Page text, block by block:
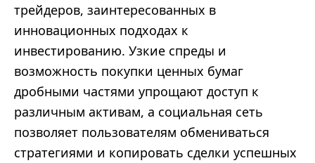
трейдеров, заинтересованных в
инновационных подходах к
инвестированию. Узкие спреды и
возможность покупки ценных бумаг
дробными частями упрощают доступ к
различным активам, а социальная сеть
позволяет пользователям обмениваться
стратегиями и копировать сделки успешных